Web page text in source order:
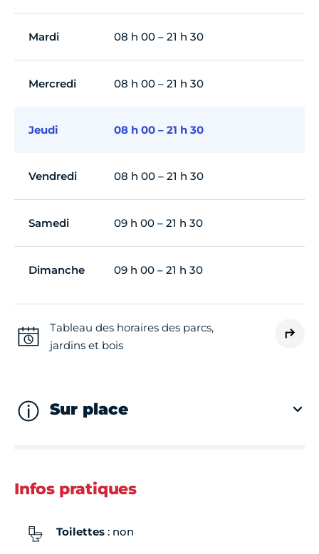
Mardi 08 h 00 – 21 h 30
Mercredi 08 h 00 – 21 h 30
Jeudi 08 h 00 – 21 h 30
Vendredi 08 h 00 – 21 h 30
Samedi 09 h 00 – 21 h 30
Dimanche 09 h 00 – 21 h 30
Tableau des horaires des parcs,
jardins et bois
Sur place
Infos pratiques
Toilettes : non